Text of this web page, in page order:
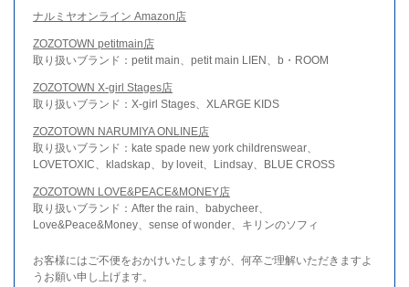
ナルミヤオンライン Amazon店
ZOZOTOWN petitmain店
取り扱いブランド：petit main、petit main LIEN、b・ROOM
ZOZOTOWN X-girl Stages店
取り扱いブランド：X-girl Stages、XLARGE KIDS
ZOZOTOWN NARUMIYA ONLINE店
取り扱いブランド：kate spade new york childrenswear、
LOVETOXIC、kladskap、by loveit、Lindsay、BLUE CROSS
ZOZOTOWN LOVE&PEACE&MONEY店
取り扱いブランド：After the rain、babycheer、
Love&Peace&Money、sense of wonder、キリンのソフィ
お客様にはご不便をおかけいたしますが、何卒ご理解いただきますよ
うお願い申し上げます。